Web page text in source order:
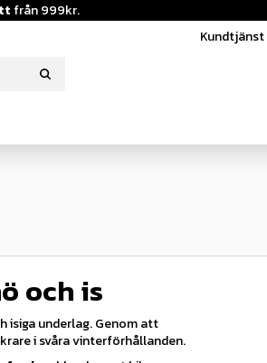
från 999kr.
Kundtjänst
och is
underlag. Genom att
i svåra vinterförhållanden.